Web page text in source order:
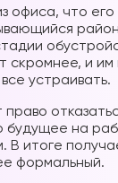
офиса, что
скромнее, и
устраивать.
будущее на
В итоге
формальный.